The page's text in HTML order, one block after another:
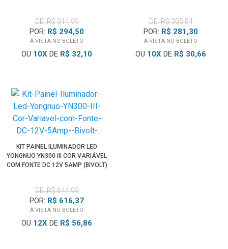
DE: R$ 314,99
POR: R$ 294,50
À VISTA NO BOLETO
OU 10X DE R$ 32,10
DE: R$ 305,54
POR: R$ 281,30
À VISTA NO BOLETO
OU 10X DE R$ 30,66
KIT PAINEL ILUMINADOR LED
YONGNUO YN300 III COR VARIÁVEL
COM FONTE DC 12V 5AMP (BIVOLT)
DE: R$ 644,99
POR: R$ 616,37
À VISTA NO BOLETO
OU 12X DE R$ 56,86